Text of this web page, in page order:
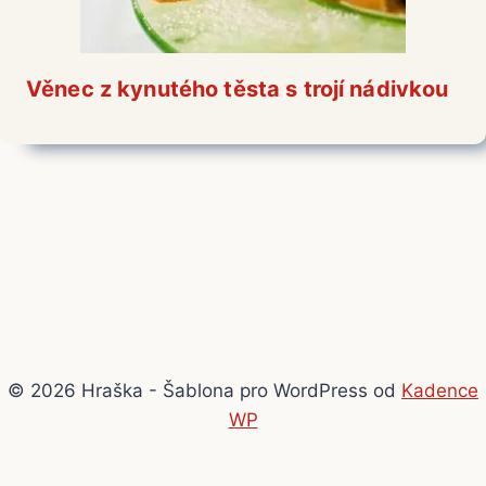
Věnec z kynutého těsta s trojí nádivkou
© 2026 Hraška - Šablona pro WordPress od Kadence
WP